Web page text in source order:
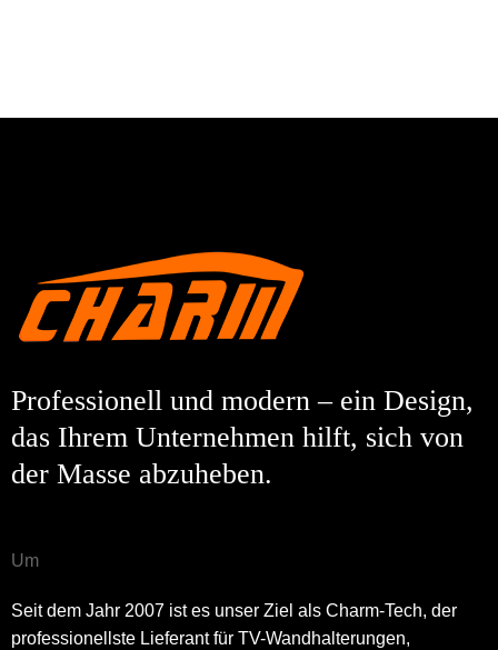
Professionell und modern – ein Design,
das Ihrem Unternehmen hilft, sich von
der Masse abzuheben.
Um
Seit dem Jahr 2007 ist es unser Ziel als Charm-Tech, der
professionellste Lieferant für TV-Wandhalterungen,